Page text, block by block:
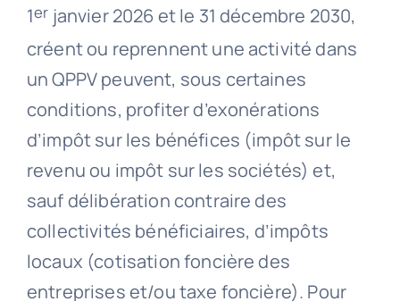
1er janvier 2026 et le 31 décembre 2030,
créent ou reprennent une activité dans
un QPPV peuvent, sous certaines
conditions, profiter d’exonérations
d’impôt sur les bénéfices (impôt sur le
revenu ou impôt sur les sociétés) et,
sauf délibération contraire des
collectivités bénéficiaires, d’impôts
locaux (cotisation foncière des
entreprises et/ou taxe foncière). Pour